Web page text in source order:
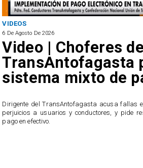
VIDEOS
6 De Agosto De 2026
Video | Choferes
TransAntofagasta
sistema mixto de
​Dirigente del TransAntofagasta acusa fallas
perjuicios a usuarios y conductores, y pide
pago en efectivo.